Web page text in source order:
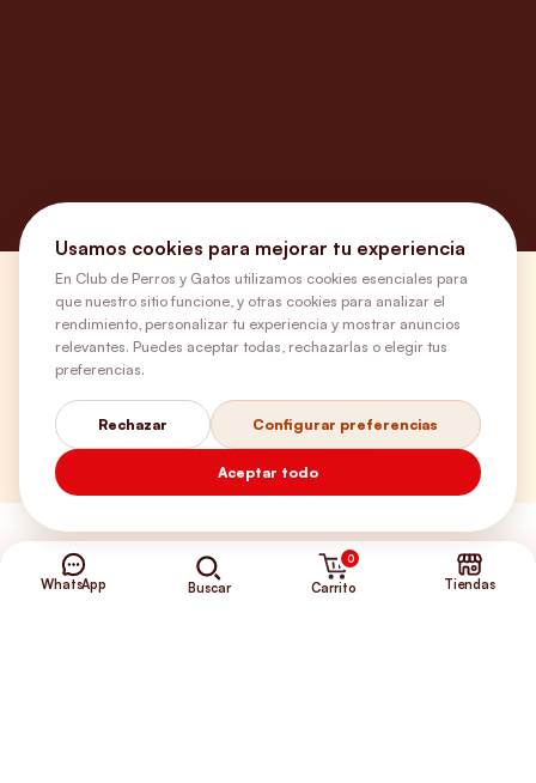
¿Necesitas ayuda?
+56 9 5646 8188
WhatsApp Buscar
0
Carrito Tiendas
Usamos cookies para mejorar tu experiencia
En Club de Perros y Gatos utilizamos cookies esenciales para
que nuestro sitio funcione, y otras cookies para analizar el
rendimiento, personalizar tu experiencia y mostrar anuncios
relevantes. Puedes aceptar todas, rechazarlas o elegir tus
preferencias.
Rechazar Configurar preferencias
Aceptar todo